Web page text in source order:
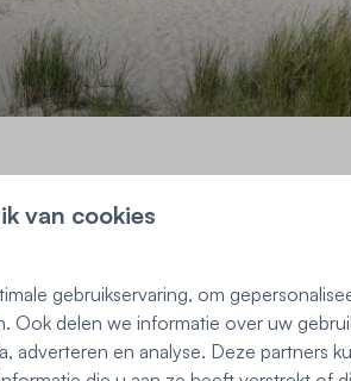
in Callantsoog en
van cookies
gebruikservaring, om
Ook delen we informatie over uw
adverteren en analyse. Deze partners